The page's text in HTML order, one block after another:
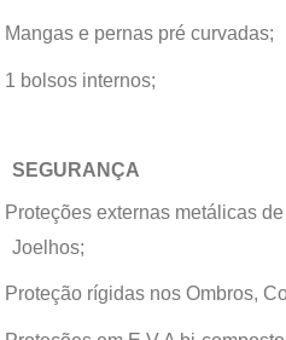
Mangas e pernas pré curvadas;
1 bolsos internos;
SEGURANÇA
Proteções externas metálicas
Joelhos;
Proteção rígidas nos Ombros,